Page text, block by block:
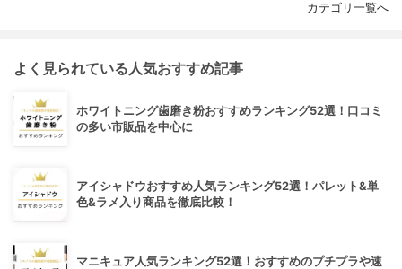
カテゴリ一覧へ
よく見られている人気おすすめ記事
ホワイトニング歯磨き粉おすすめランキング52選！口コミ
の多い市販品を中心に
アイシャドウおすすめ人気ランキング52選！パレット&単
色&ラメ入り商品を徹底比較！
マニキュア人気ランキング52選！おすすめのプチプラや速